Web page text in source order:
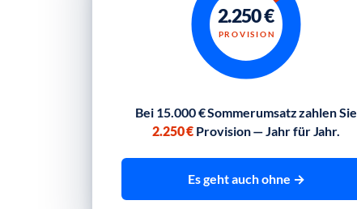
Plattform wird Google selbst zur
globalen
die diesen neuen Service nutzen, die
zu erhalten.
über 90% aller Online-Suchanfragen abwickelt.
2.250 €
PROVISION
Bei 15.000 € Sommerumsatz zahlen Sie
2.250 € Provision — Jahr für Jahr.
Es geht auch ohne →